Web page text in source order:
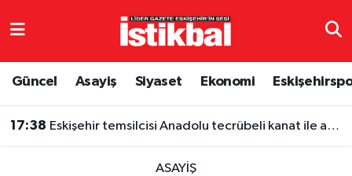
Güncel Asayiş Siyaset Ekonomi
17:38 Eskişehir temsilcisi Anadolu tecrübeli kanat ile anlaşma sağladı
ASAYIŞ
Eskişehirspor
Eskişehir Nöbetçi Eczaneler